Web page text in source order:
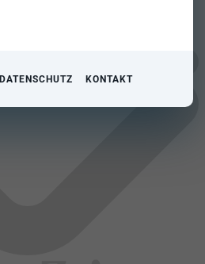
DATENSCHUTZ KONTAKT